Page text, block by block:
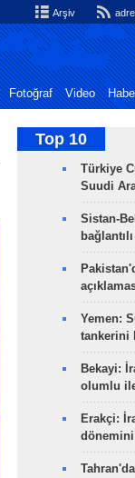
Arşiv
Fotoğraf Video
Top 10
Türkiye
Suudi
Sistan-
Yemen:
Bekayi:
olumlu
Erakçi:
dönemini